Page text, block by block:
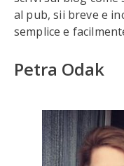
al pub, sii breve e
semplice e
Petra Odak